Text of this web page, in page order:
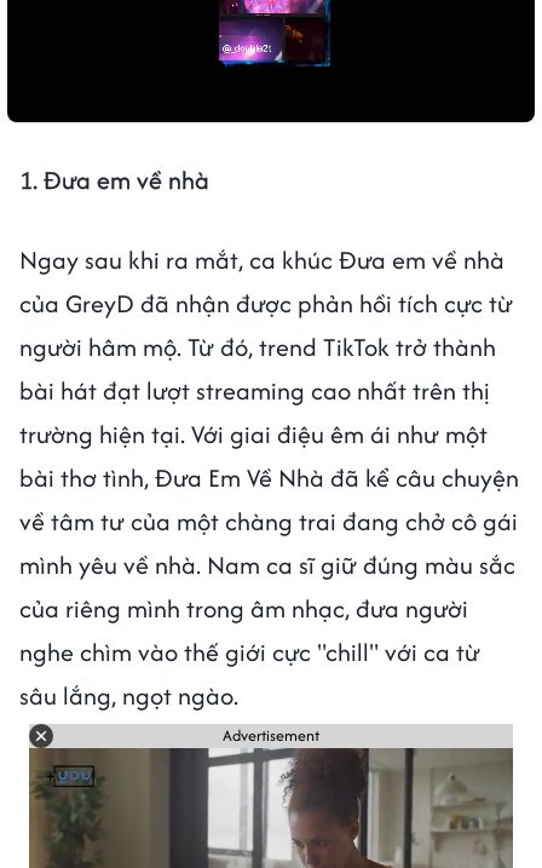
1. Đưa em về nhà
Ngay sau khi ra mắt, ca khúc Đưa em về nhà
của GreyD đã nhận được phản hồi tích cực từ
người hâm mộ. Từ đó, trend TikTok trở thành
bài hát đạt lượt streaming cao nhất trên thị
trường hiện tại. Với giai điệu êm ái như một
bài thơ tình, Đưa Em Về Nhà đã kể câu chuyện
về tâm tư của một chàng trai đang chở cô gái
mình yêu về nhà. Nam ca sĩ giữ đúng màu sắc
của riêng mình trong âm nhạc, đưa người
nghe chìm vào thế giới cực "chill" với ca từ
sâu lắng, ngọt ngào.
Advertisement